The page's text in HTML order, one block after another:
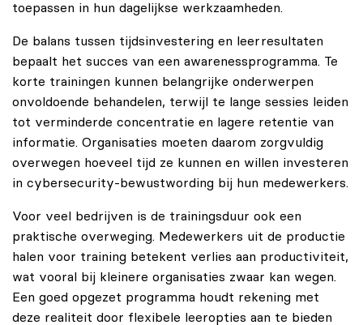
toepassen in hun dagelijkse werkzaamheden.
De balans tussen tijdsinvestering en leerresultaten
bepaalt het succes van een awarenessprogramma. Te
korte trainingen kunnen belangrijke onderwerpen
onvoldoende behandelen, terwijl te lange sessies leiden
tot verminderde concentratie en lagere retentie van
informatie. Organisaties moeten daarom zorgvuldig
overwegen hoeveel tijd ze kunnen en willen investeren
in cybersecurity-bewustwording bij hun medewerkers.
Voor veel bedrijven is de trainingsduur ook een
praktische overweging. Medewerkers uit de productie
halen voor training betekent verlies aan productiviteit,
wat vooral bij kleinere organisaties zwaar kan wegen.
Een goed opgezet programma houdt rekening met
deze realiteit door flexibele leeropties aan te bieden